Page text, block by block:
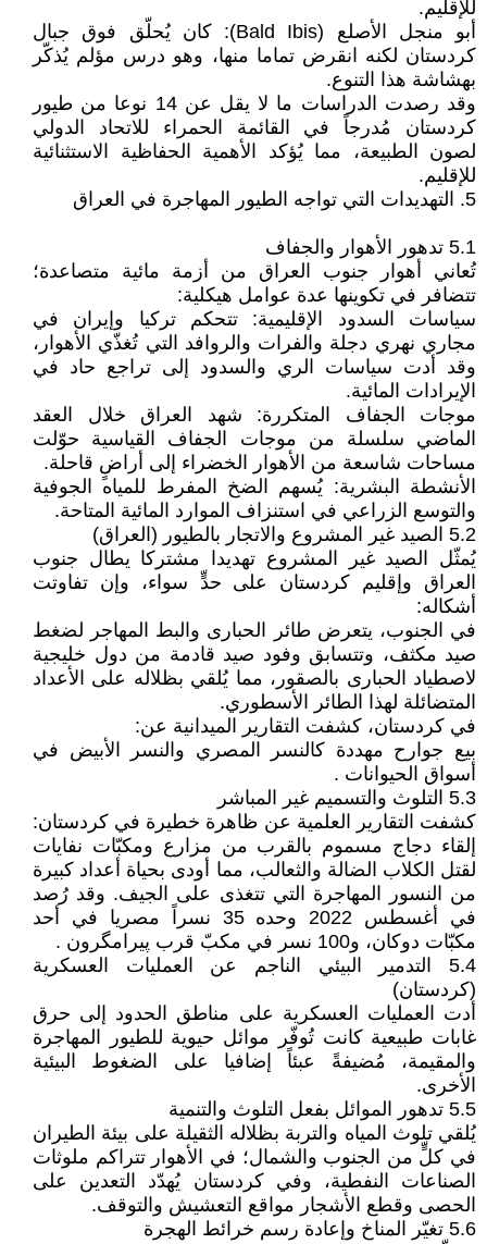
للإقليم.
أبو منجل الأصلع (Bald Ibis): كان يُحلّق فوق جبال
كردستان لكنه انقرض تماما منها، وهو درس مؤلم يُذكّر
بهشاشة هذا التنوع.
وقد رصدت الدراسات ما لا يقل عن 14 نوعا من طيور
كردستان مُدرجاً في القائمة الحمراء للاتحاد الدولي
لصون الطبيعة، مما يُؤكد الأهمية الحفاظية الاستثنائية
للإقليم.
5. التهديدات التي تواجه الطيور المهاجرة في العراق
5.1 تدهور الأهوار والجفاف
تُعاني أهوار جنوب العراق من أزمة مائية متصاعدة؛
تتضافر في تكوينها عدة عوامل هيكلية:
سياسات السدود الإقليمية: تتحكم تركيا وإيران في
مجاري نهري دجلة والفرات والروافد التي تُغذّي الأهوار،
وقد أدت سياسات الري والسدود إلى تراجع حاد في
الإيرادات المائية.
موجات الجفاف المتكررة: شهد العراق خلال العقد
الماضي سلسلة من موجات الجفاف القياسية حوّلت
مساحات شاسعة من الأهوار الخضراء إلى أراضٍ قاحلة.
الأنشطة البشرية: يُسهم الضخ المفرط للمياه الجوفية
والتوسع الزراعي في استنزاف الموارد المائية المتاحة.
5.2 الصيد غير المشروع والاتجار بالطيور (العراق)
يُمثّل الصيد غير المشروع تهديدا مشتركا يطال جنوب
العراق وإقليم كردستان على حدٍّ سواء، وإن تفاوتت
أشكاله:
في الجنوب، يتعرض طائر الحبارى والبط المهاجر لضغط
صيد مكثف، وتتسابق وفود صيد قادمة من دول خليجية
لاصطياد الحبارى بالصقور، مما يُلقي بظلاله على الأعداد
المتضائلة لهذا الطائر الأسطوري.
في كردستان، كشفت التقارير الميدانية عن:
بيع جوارح مهددة كالنسر المصري والنسر الأبيض في
أسواق الحيوانات .
5.3 التلوث والتسميم غير المباشر
كشفت التقارير العلمية عن ظاهرة خطيرة في كردستان:
إلقاء دجاج مسموم بالقرب من مزارع ومكبّات نفايات
لقتل الكلاب الضالة والثعالب، مما أودى بحياة أعداد كبيرة
من النسور المهاجرة التي تتغذى على الجيف. وقد رُصد
في أغسطس 2022 وحده 35 نسراً مصريا في أحد
مكبّات دوكان، و100 نسر في مكبّ قرب پيرامگرون .
5.4 التدمير البيئي الناجم عن العمليات العسكرية
(كردستان)
أدت العمليات العسكرية على مناطق الحدود إلى حرق
غابات طبيعية كانت تُوفّر موائل حيوية للطيور المهاجرة
والمقيمة، مُضيفةً عبئاً إضافيا على الضغوط البيئية
الأخرى.
5.5 تدهور الموائل بفعل التلوث والتنمية
يُلقي تلوث المياه والتربة بظلاله الثقيلة على بيئة الطيران
في كلٍّ من الجنوب والشمال؛ في الأهوار تتراكم ملوثات
الصناعات النفطية، وفي كردستان يُهدّد التعدين على
الحصى وقطع الأشجار مواقع التعشيش والتوقف.
5.6 تغيّر المناخ وإعادة رسم خرائط الهجرة